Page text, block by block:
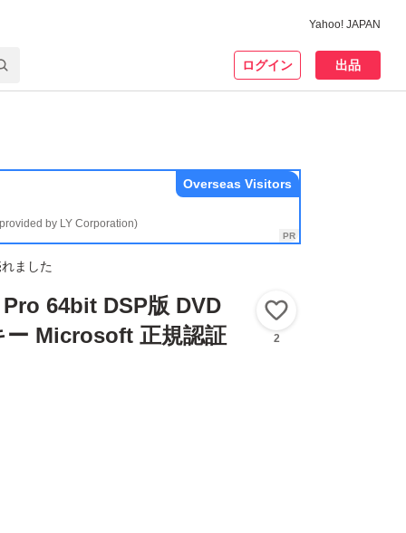
Yahoo! JAPAN
ログイン 出品
by LY Corporation)
Overseas Visitors
ました
64bit DSP版 DVD
ー Microsoft 正規認証
2